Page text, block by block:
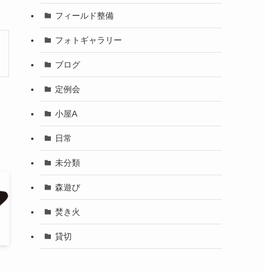
フィールド整備
フォトギャラリー
ブログ
定例会
小屋A
日常
未分類
森遊び
焚き火
貸切